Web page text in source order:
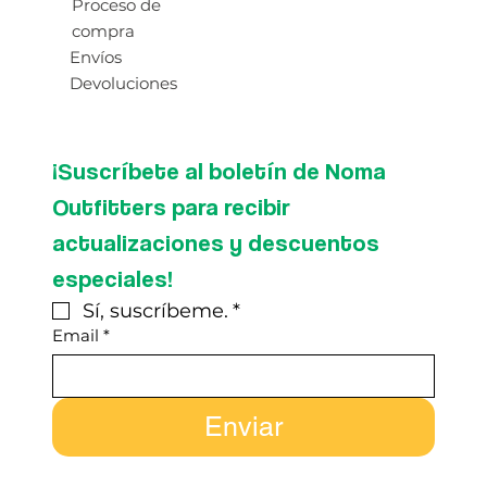
Proceso de
compra
Envíos
Devoluciones
¡Suscríbete al boletín de Noma
Outfitters para recibir
actualizaciones y descuentos
especiales!
Sí, suscríbeme. *
Email *
Enviar